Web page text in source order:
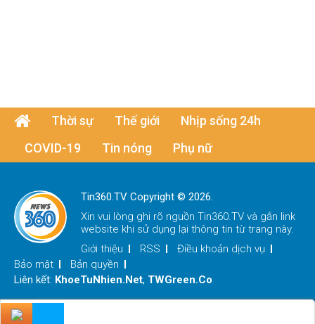
Thời sự Thế giới
Nhịp sống 24h
COVID-19
Tin nóng Phụ nữ
Tin360.TV Copyright © 2026.
Xin vui lòng ghi rõ nguồn Tin360.TV và gắn link
website khi sử dụng lại thông tin từ trang này.
Giới thiệu
RSS
Điều khoản dịch vụ
Bảo mật
Bản quyền
Liên kết: KhoeTuNhien.Net, TWGreen.Co
x